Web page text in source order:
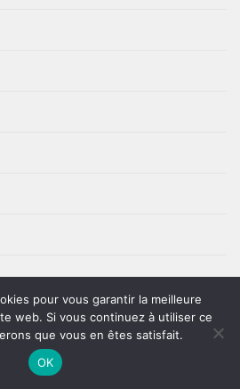
pour vous garantir la meilleure
web. Si vous continuez à utiliser ce
que vous en êtes satisfait.
OK